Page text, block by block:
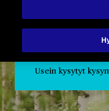
Ota yhteyttä
Usein kysytyt